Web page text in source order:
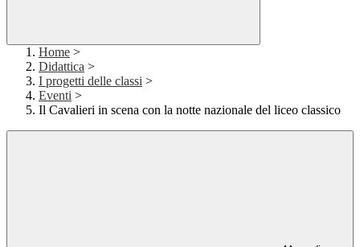
Home >
Didattica >
I progetti delle classi >
Eventi >
Il Cavalieri in scena con la notte nazionale del liceo classico